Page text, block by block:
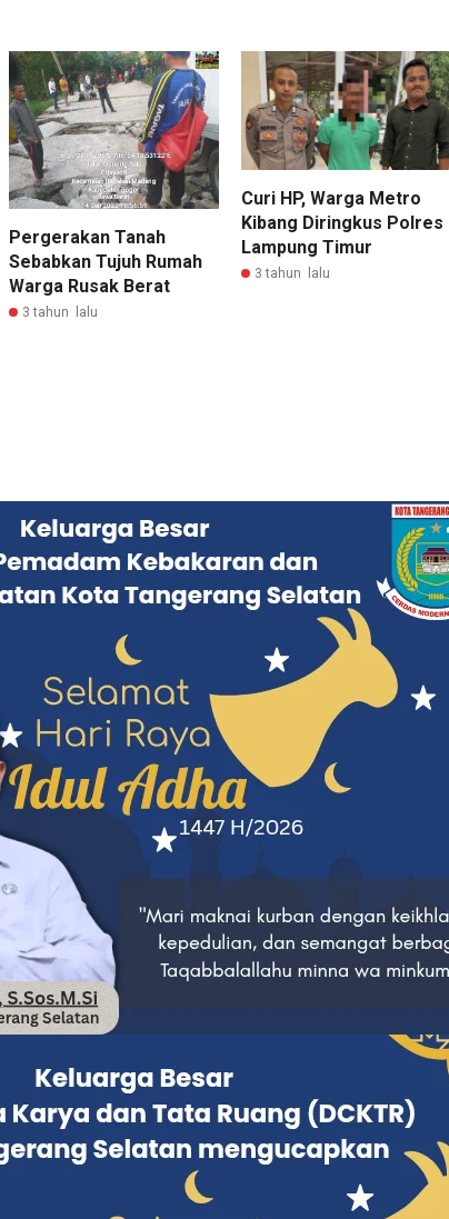
Pergerakan Tanah
Sebabkan Tujuh Rumah
Warga Rusak Berat
3 tahun lalu
Curi HP, Warga Metro
Kibang Diringkus Polres
Lampung Timur
3 tahun lalu